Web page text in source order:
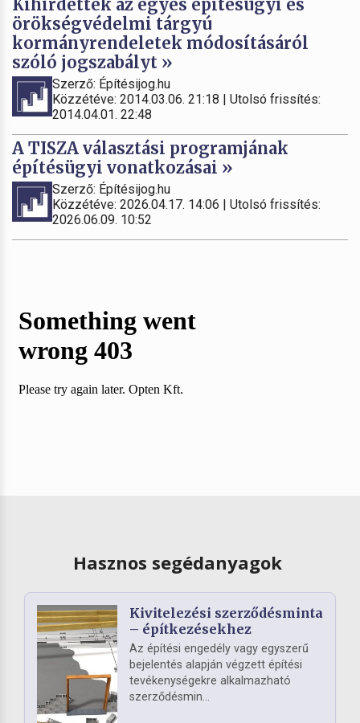
Kihirdették az egyes építésügyi és
örökségvédelmi tárgyú
kormányrendeletek módosításáról
szóló jogszabályt »
Szerző: Építésijog.hu
Közzétéve: 2014.03.06. 21:18 | Utolsó frissítés:
2014.04.01. 22:48
A TISZA választási programjának
építésügyi vonatkozásai »
Szerző: Építésijog.hu
Közzétéve: 2026.04.17. 14:06 | Utolsó frissítés:
2026.06.09. 10:52
Hasznos segédanyagok
Kivitelezési szerződésminta
– építkezésekhez
Az építési engedély vagy egyszerű
bejelentés alapján végzett építési
tevékenységekre alkalmazható
szerződésmin...